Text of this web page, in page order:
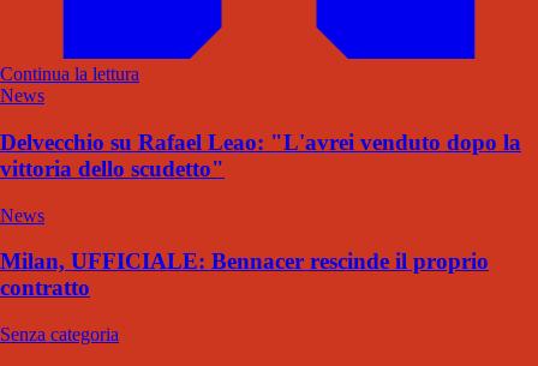
Continua la lettura
News
Delvecchio su Rafael Leao: "L'avrei venduto dopo la
vittoria dello scudetto"
News
Milan, UFFICIALE: Bennacer rescinde il proprio
contratto
Senza categoria